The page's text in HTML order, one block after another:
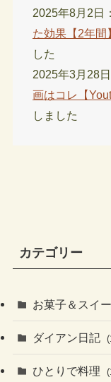
2025年8月2日
た効果【2年間】
した
2025年3月28
画はコレ【
しました
カテゴリー
お菓子＆スイ
ダイアン日記
ひとりで料理